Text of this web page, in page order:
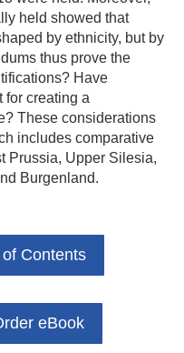
held showed that
by ethnicity, but by
thus prove the
Have
for creating a
These considerations
includes comparative
Prussia, Upper Silesia,
Burgenland.
of Contents
eBook